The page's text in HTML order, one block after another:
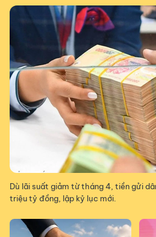
Dù lãi suất giảm từ tháng 4, tiền gửi
triệu tỷ đồng, lập kỷ lục mới.